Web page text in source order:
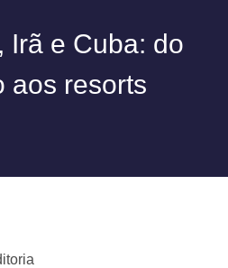
Irã e Cuba: do
aos resorts